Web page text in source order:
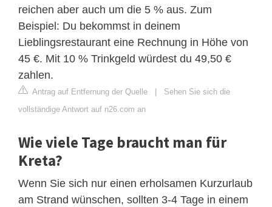
reichen aber auch um die 5 % aus. Zum
Beispiel: Du bekommst in deinem
Lieblingsrestaurant eine Rechnung in Höhe von
45 €. Mit 10 % Trinkgeld würdest du 49,50 €
zahlen.
Antrag auf Entfernung der Quelle | Sehen Sie sich die
vollständige Antwort auf n26.com an
Wie viele Tage braucht man für
Kreta?
Wenn Sie sich nur einen erholsamen Kurzurlaub
am Strand wünschen, sollten 3-4 Tage in einem